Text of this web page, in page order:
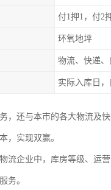
付1押1，付2
环氧地坪
物流、快递
实际入库日，
，还与本市的各大物流及
，实现双赢。
流企业中，库房等级、运
务。